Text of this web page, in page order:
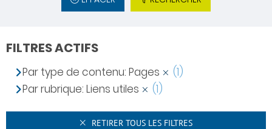
FILTRES ACTIFS
Par type de contenu: Pages
(1)
Par rubrique: Liens utiles
(1)
RETIRER TOUS LES FILTRES